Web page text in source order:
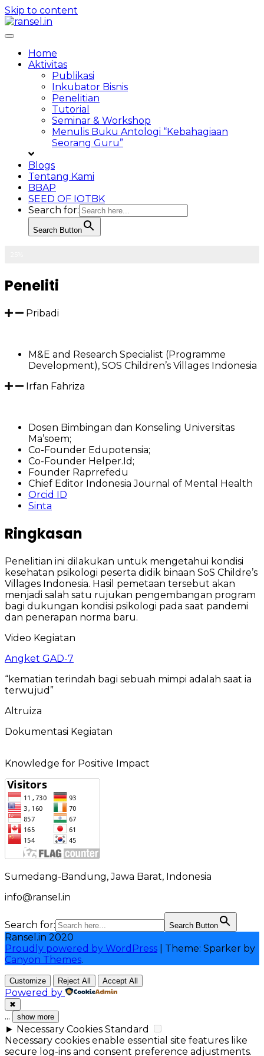
Skip to content
Toggle
navigationHome
Aktivitas
Publikasi
Inkubator Bisnis
Penelitian
Tutorial
Seminar & Workshop
Menulis Buku Antologi “Kebahagiaan
Seorang Guru”
Blogs
Tentang Kami
BBAP
SEED OF IOTBK
Search for:
Search Button
Peneliti
Pribadi
M&E and Research Specialist (Programme
Development), SOS Children’s Villages Indonesia
Irfan Fahriza
Dosen Bimbingan dan Konseling Universitas
Ma’soem;
Co-Founder Edupotensia;
Co-Founder Helper.Id;
Founder Raprrefedu
Chief Editor Indonesia Journal of Mental Health
Orcid ID
Sinta
Ringkasan
Penelitian ini dilakukan untuk mengetahui kondisi
kesehatan psikologi peserta didik binaan SoS Childre’s
Villages Indonesia. Hasil pemetaan tersebut akan
menjadi salah satu rujukan pengembangan program
bagi dukungan kondisi psikologi pada saat pandemi
dan penerapan norma baru.
Video Kegiatan
Angket GAD-7
“kematian terindah bagi sebuah mimpi adalah saat ia
terwujud”
Altruiza
Dokumentasi Kegiatan
Knowledge for Positive Impact
Sumedang-Bandung, Jawa Barat, Indonesia
info@ransel.in
Search for: Search Button
Ransel.in 2020
Proudly powered by WordPress
Theme: Sparker by
Canyon Themes.
Customize Reject All Accept All
Powered by
✖
... show more
► Necessary Cookies Standard
Necessary cookies enable essential site features like
secure log-ins and consent preference adjustments.